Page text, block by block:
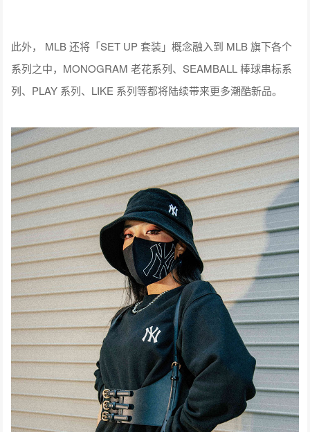
此外， MLB 还将「SET UP 套装」概念融入到 MLB 旗下各个
系列之中，MONOGRAM 老花系列、SEAMBALL 棒球串标系
列、PLAY 系列、LIKE 系列等都将陆续带来更多潮酷新品。